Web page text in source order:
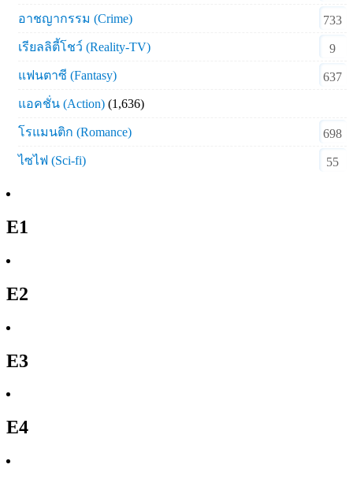
อาชญากรรม (Crime)
733
เรียลลิตี้โชว์ (Reality-TV)
9
แฟนตาซี (Fantasy)
637
แอคชั่น (Action) (1,636)
โรแมนติก (Romance)
698
ไซไฟ (Sci-fi)
55
E1
E2
E3
E4